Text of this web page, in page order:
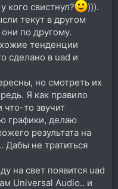
кого свистнул?
))).
текут в другом
по другому.
тенденции
сделано в uad и
но смотреть их
Я как правило
что-то звучит
графики, делаю
результата на
Дабы не тратиться
на свет появится uad
Universal Audio.. и